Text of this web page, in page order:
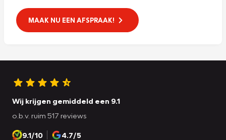
MAAK NU EEN AFSPRAAK!
Wij krijgen gemiddeld een 9.1
o.b.v. ruim 517 reviews
9.1/10 4.7/5